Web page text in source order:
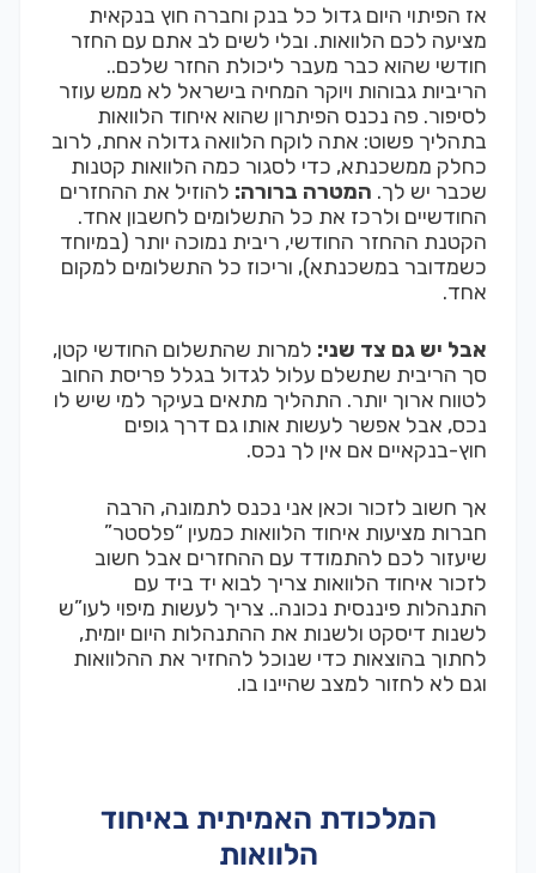
אז הפיתוי היום גדול כל בנק וחברה חוץ בנקאית
מציעה לכם הלוואות. ובלי לשים לב אתם עם החזר
חודשי שהוא כבר מעבר ליכולת החזר שלכם..
הריביות גבוהות ויוקר המחיה בישראל לא ממש עוזר
לסיפור. פה נכנס הפיתרון שהוא איחוד הלוואות
בתהליך פשוט: אתה לוקח הלוואה גדולה אחת, לרוב
כחלק ממשכנתא, כדי לסגור כמה הלוואות קטנות
שכבר יש לך. המטרה ברורה: להוזיל את ההחזרים
החודשיים ולרכז את כל התשלומים לחשבון אחד.
הקטנת ההחזר החודשי, ריבית נמוכה יותר (במיוחד
כשמדובר במשכנתא), וריכוז כל התשלומים למקום
אחד.
אבל יש גם צד שני: למרות שהתשלום החודשי קטן,
סך הריבית שתשלם עלול לגדול בגלל פריסת החוב
לטווח ארוך יותר. התהליך מתאים בעיקר למי שיש לו
נכס, אבל אפשר לעשות אותו גם דרך גופים
חוץ-בנקאיים אם אין לך נכס.
אך חשוב לזכור וכאן אני נכנס לתמונה, הרבה
חברות מציעות איחוד הלוואות כמעין “פלסטר”
שיעזור לכם להתמודד עם ההחזרים אבל חשוב
לזכור איחוד הלוואות צריך לבוא יד ביד עם
התנהלות פיננסית נכונה.. צריך לעשות מיפוי לעו”ש
לשנות דיסקט ולשנות את ההתנהלות היום יומית,
לחתוך בהוצאות כדי שנוכל להחזיר את ההלוואות
וגם לא לחזור למצב שהיינו בו.
המלכודת האמיתית באיחוד
הלוואות